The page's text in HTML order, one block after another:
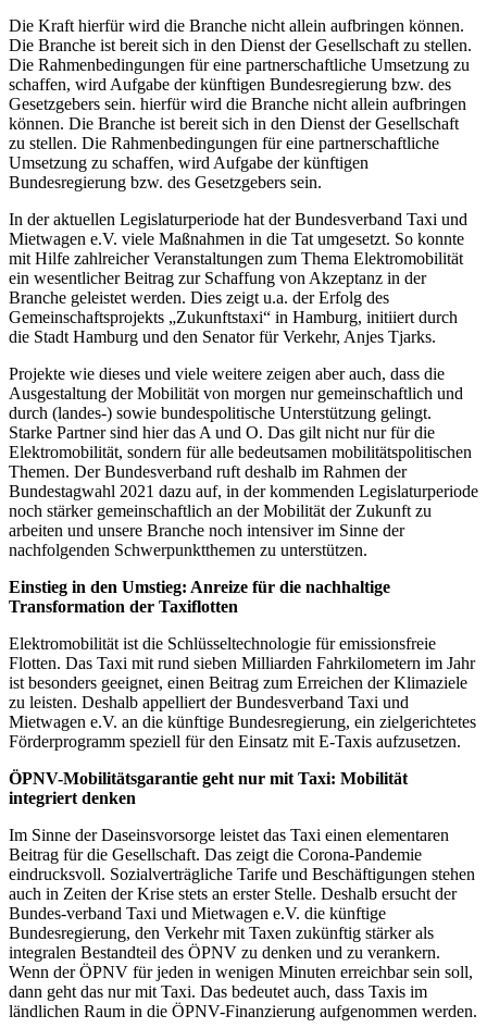
Die Kraft hierfür wird die Branche nicht allein aufbringen können.
Die Branche ist bereit sich in den Dienst der Gesellschaft zu stellen.
Die Rahmenbedingungen für eine partnerschaftliche Umsetzung zu
schaffen, wird Aufgabe der künftigen Bundesregierung bzw. des
Gesetzgebers sein. hierfür wird die Branche nicht allein aufbringen
können. Die Branche ist bereit sich in den Dienst der Gesellschaft
zu stellen. Die Rahmenbedingungen für eine partnerschaftliche
Umsetzung zu schaffen, wird Aufgabe der künftigen
Bundesregierung bzw. des Gesetzgebers sein.
In der aktuellen Legislaturperiode hat der Bundesverband Taxi und
Mietwagen e.V. viele Maßnahmen in die Tat umgesetzt. So konnte
mit Hilfe zahlreicher Veranstaltungen zum Thema Elektromobilität
ein wesentlicher Beitrag zur Schaffung von Akzeptanz in der
Branche geleistet werden. Dies zeigt u.a. der Erfolg des
Gemeinschaftsprojekts „Zukunftstaxi“ in Hamburg, initiiert durch
die Stadt Hamburg und den Senator für Verkehr, Anjes Tjarks.
Projekte wie dieses und viele weitere zeigen aber auch, dass die
Ausgestaltung der Mobilität von morgen nur gemeinschaftlich und
durch (landes-) sowie bundespolitische Unterstützung gelingt.
Starke Partner sind hier das A und O. Das gilt nicht nur für die
Elektromobilität, sondern für alle bedeutsamen mobilitätspolitischen
Themen. Der Bundesverband ruft deshalb im Rahmen der
Bundestagwahl 2021 dazu auf, in der kommenden Legislaturperiode
noch stärker gemeinschaftlich an der Mobilität der Zukunft zu
arbeiten und unsere Branche noch intensiver im Sinne der
nachfolgenden Schwerpunktthemen zu unterstützen.
Einstieg in den Umstieg: Anreize für die nachhaltige
Transformation der Taxiflotten
Elektromobilität ist die Schlüsseltechnologie für emissionsfreie
Flotten. Das Taxi mit rund sieben Milliarden Fahrkilometern im Jahr
ist besonders geeignet, einen Beitrag zum Erreichen der Klimaziele
zu leisten. Deshalb appelliert der Bundesverband Taxi und
Mietwagen e.V. an die künftige Bundesregierung, ein zielgerichtetes
Förderprogramm speziell für den Einsatz mit E-Taxis aufzusetzen.
ÖPNV-Mobilitätsgarantie geht nur mit Taxi: Mobilität
integriert denken
Im Sinne der Daseinsvorsorge leistet das Taxi einen elementaren
Beitrag für die Gesellschaft. Das zeigt die Corona-Pandemie
eindrucksvoll. Sozialverträgliche Tarife und Beschäftigungen stehen
auch in Zeiten der Krise stets an erster Stelle. Deshalb ersucht der
Bundes-verband Taxi und Mietwagen e.V. die künftige
Bundesregierung, den Verkehr mit Taxen zukünftig stärker als
integralen Bestandteil des ÖPNV zu denken und zu verankern.
Wenn der ÖPNV für jeden in wenigen Minuten erreichbar sein soll,
dann geht das nur mit Taxi. Das bedeutet auch, dass Taxis im
ländlichen Raum in die ÖPNV-Finanzierung aufgenommen werden.